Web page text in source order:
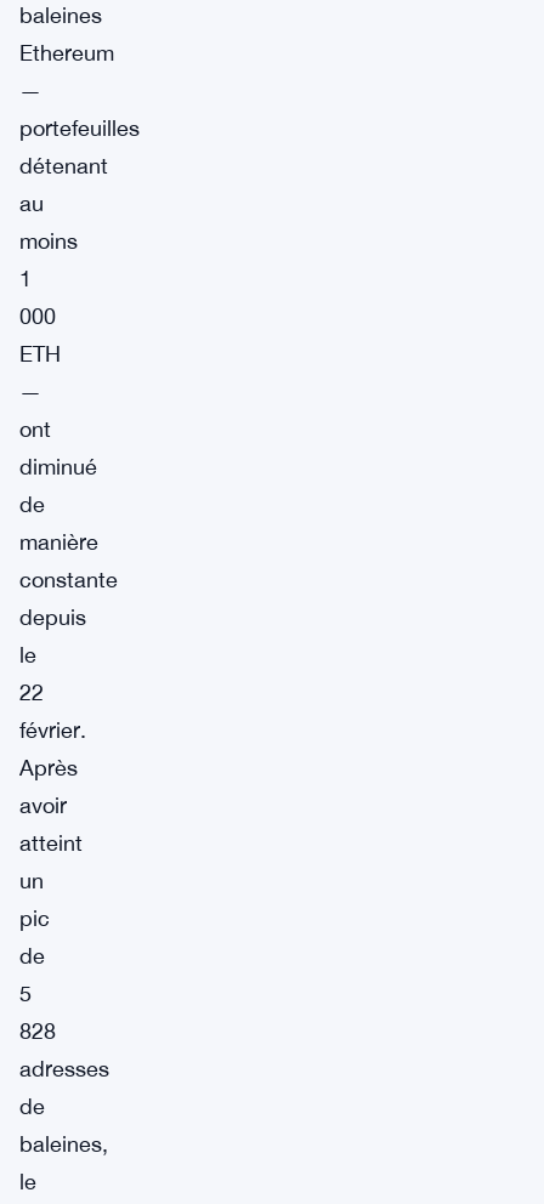
baleines
Ethereum
—
portefeuilles
détenant
au
moins
1
000
ETH
—
ont
diminué
de
manière
constante
depuis
le
22
février.
Après
avoir
atteint
un
pic
de
5
828
adresses
de
baleines,
le